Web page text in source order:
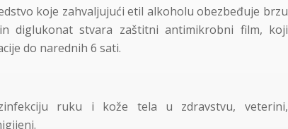
koje zahvaljujući etil alkoholu obezbeđuje brzu
diglukonat stvara zaštitni antimikrobni film, koji
do narednih 6 sati.
ruku i kože tela u zdravstvu, veterini,